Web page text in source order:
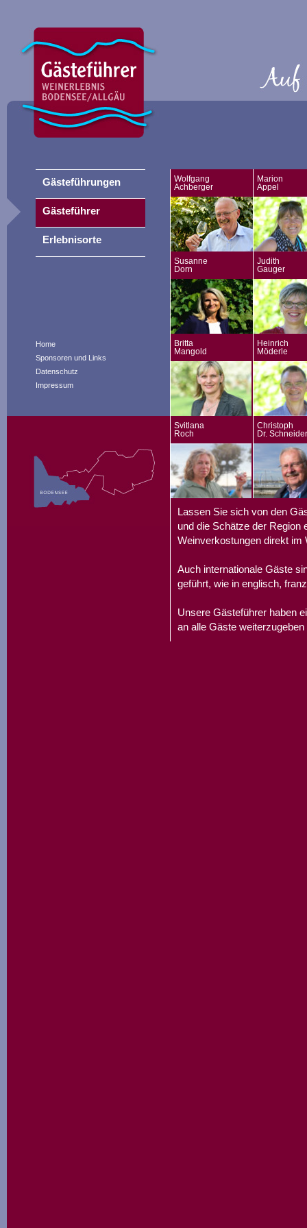
Home
Sponsoren und Links
Datenschutz
Impressum
Wolfgang
Achberger
Marion
Appel
Susanne
Dorn
Judith
Gauger
Britta
Mangold
Heinrich
Möderle
Svitlana
Roch
Christoph
Dr. Schneider
Lassen Sie sich von den
und die Schätze der Region
Weinverkostungen direkt im
Auch internationale Gäste
geführt, wie in englisch,
Unsere Gästeführer haben
an alle Gäste
Gästeführungen
Gästeführer
Erlebnisorte